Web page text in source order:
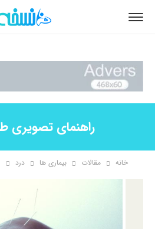
راهنمای تصویری
خانه مقالات بیماری ها درد